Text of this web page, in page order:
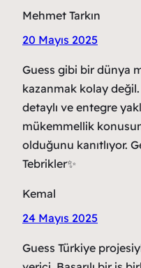
Mehmet Tarkın
20 Mayıs 2025
Guess gibi bir dünya
kazanmak kolay
detaylı ve entegre
mükemmellik
olduğunu kanıtlıyor.
Tebrikler✨
Kemal
24 Mayıs 2025
Guess Türkiye